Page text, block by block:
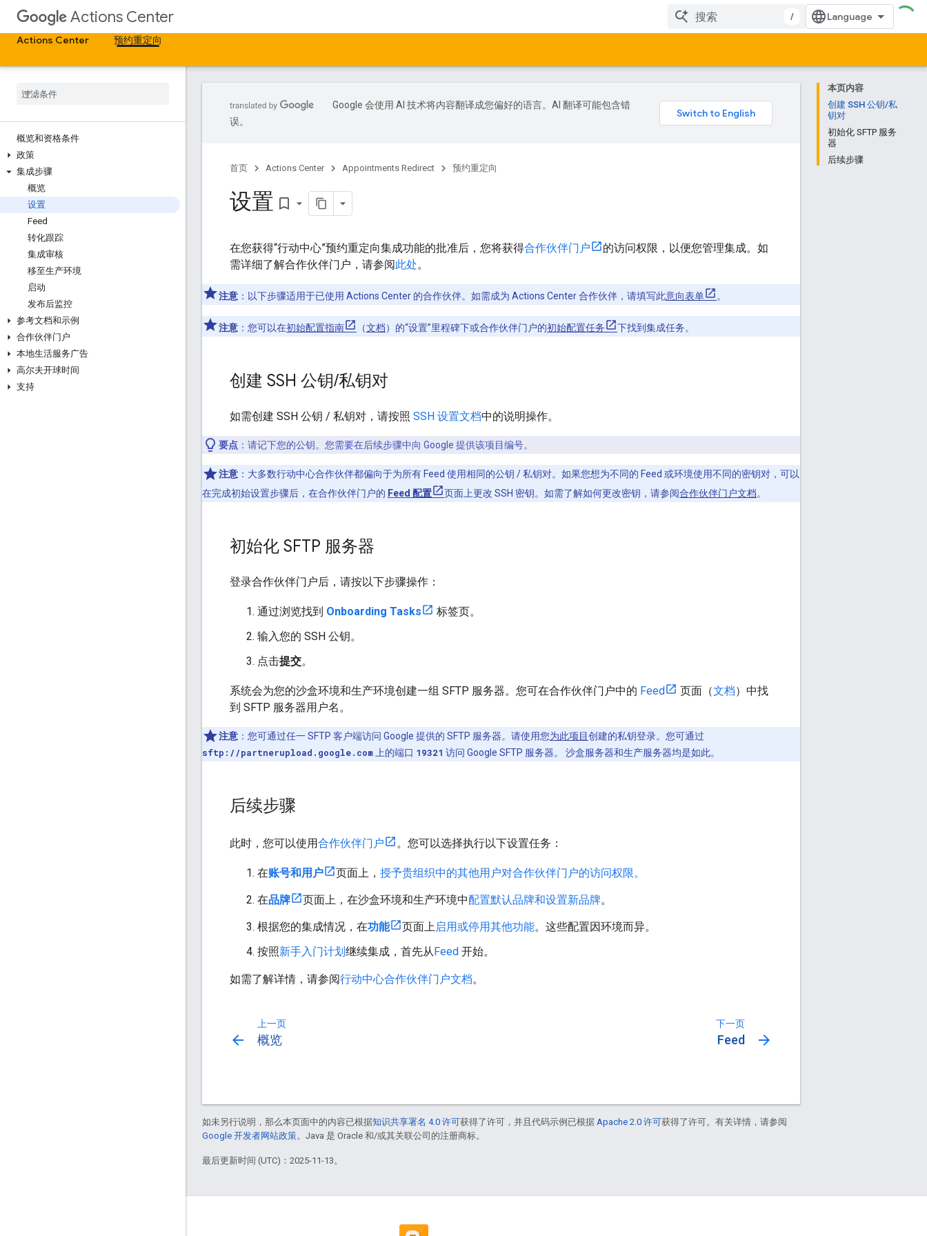
Actions Center
/
Actions Center
预约重定向
概览和资格条件
政策
集成步骤
概览
设置
Feed
转化跟踪
集成审核
移至生产环境
启动
发布后监控
参考文档和示例
合作伙伴门户
本地生活服务广告
高尔夫开球时间
支持
本页内容
创建 SSH 公钥/私
钥对
初始化 SFTP 服务
器
后续步骤
Google 会使用 AI 技术将内容翻译成您偏好的语言。AI 翻译可能包含错
误。
首页 Actions Center Appointments Redirect 预约重定向
设置 bookmark_border
在您获得“行动中心”预约重定向集成功能的批准后，您将获得合作伙伴门户
的访问权限，以便您管理集成。如
需详细了解合作伙伴门户，请参阅此处。
注意 ：以下步骤适用于已使用 Actions Center 的合作伙伴。如需成为 Actions Center 合作伙伴，请填写此意向表单 。
注意 ：您可以在初始配置指南 （文档）的“设置”里程碑下或合作伙伴门户的初始配置任务 下找到集成任务。
创建 SSH 公钥/私钥对
如需创建 SSH 公钥 / 私钥对，请按照 SSH 设置文档中的说明操作。
要点 ：请记下您的公钥。您需要在后续步骤中向 Google 提供该项目编号。
注意 ：大多数行动中心合作伙伴都偏向于为所有 Feed 使用相同的公钥 / 私钥对。如果您想为不同的 Feed 或环境使用不同的密钥对，可以
在完成初始设置步骤后，在合作伙伴门户的 Feed 配置 页面上更改 SSH 密钥。如需了解如何更改密钥，请参阅合作伙伴门户文档。
初始化 SFTP 服务器
登录合作伙伴门户后，请按以下步骤操作：
通过浏览找到 Onboarding Tasks
标签页。
输入您的 SSH 公钥。
点击提交。
系统会为您的沙盒环境和生产环境创建一组 SFTP 服务器。您可在合作伙伴门户中的 Feed 页面（文档）中找
到 SFTP 服务器用户名。
注意 ：您可通过任一 SFTP 客户端访问 Google 提供的 SFTP 服务器。请使用您为此项目创建的私钥登录。您可通过
sftp://partnerupload.google.com 上的端口 19321 访问 Google SFTP 服务器。 沙盒服务器和生产服务器均是如此。
后续步骤
此时，您可以使用合作伙伴门户 。您可以选择执行以下设置任务：
在账号和用户 页面上， 授予贵组织中的其他用户对合作伙伴门户的访问权限。
在品牌 页面上，在沙盒环境和生产环境中配置默认品牌和设置新品牌。
根据您的集成情况，在功能 页面上启用或停用其他功能。这些配置因环境而异。
按照新手入门计划继续集成，首先从Feed 开始。
如需了解详情，请参阅行动中心合作伙伴门户文档。
上一页
arrow_back 概览
下一页
Feed arrow_forward
如未另行说明，那么本页面中的内容已根据知识共享署名 4.0 许可获得了许可，并且代码示例已根据 Apache 2.0 许可获得了许可。有关详情，请参阅
Google 开发者网站政策。Java 是 Oracle 和/或其关联公司的注册商标。
最后更新时间 (UTC)：2025-11-13。